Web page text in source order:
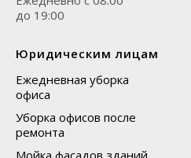
до 19:00
Юридическим лицам
Ежедневная уборка
офиса
Уборка офисов после
ремонта